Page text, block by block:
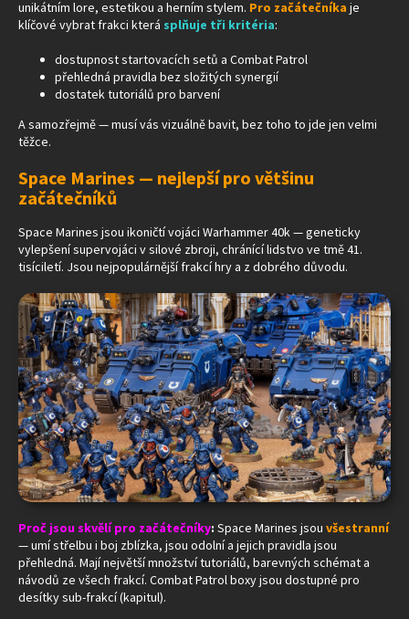
unikátním lore, estetikou a herním stylem. Pro začátečníka je
klíčové vybrat frakci která splňuje tři kritéria:
dostupnost startovacích setů a Combat Patrol
přehledná pravidla bez složitých synergií
dostatek tutoriálů pro barvení
A samozřejmě — musí vás vizuálně bavit, bez toho to jde jen velmi
těžce.
Space Marines — nejlepší pro většinu
začátečníků
Space Marines jsou ikoničtí vojáci Warhammer 40k — geneticky
vylepšení supervojáci v silové zbroji, chránící lidstvo ve tmě 41.
tisíciletí. Jsou nejpopulárnější frakcí hry a z dobrého důvodu.
Proč jsou skvělí pro začátečníky: Space Marines jsou všestranní
— umí střelbu i boj zblízka, jsou odolní a jejich pravidla jsou
přehledná. Mají největší množství tutoriálů, barevných schémat a
návodů ze všech frakcí. Combat Patrol boxy jsou dostupné pro
desítky sub-frakcí (kapitul).